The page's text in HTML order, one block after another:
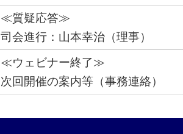
≪質疑応答≫
司会進行：山本幸治（理事）
≪ウェビナー終了≫
次回開催の案内等（事務連絡）